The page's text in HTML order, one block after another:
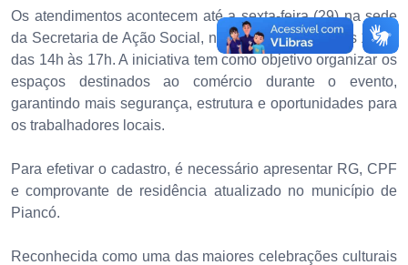
Os atendimentos acontecem até a sexta-feira (29) na sede
da Secretaria de Ação Social, nos horários das 8h às 11h e
das 14h às 17h. A iniciativa tem como objetivo organizar os
espaços destinados ao comércio durante o evento,
garantindo mais segurança, estrutura e oportunidades para
os trabalhadores locais.
Para efetivar o cadastro, é necessário apresentar RG, CPF
e comprovante de residência atualizado no município de
Piancó.
Reconhecida como uma das maiores celebrações culturais